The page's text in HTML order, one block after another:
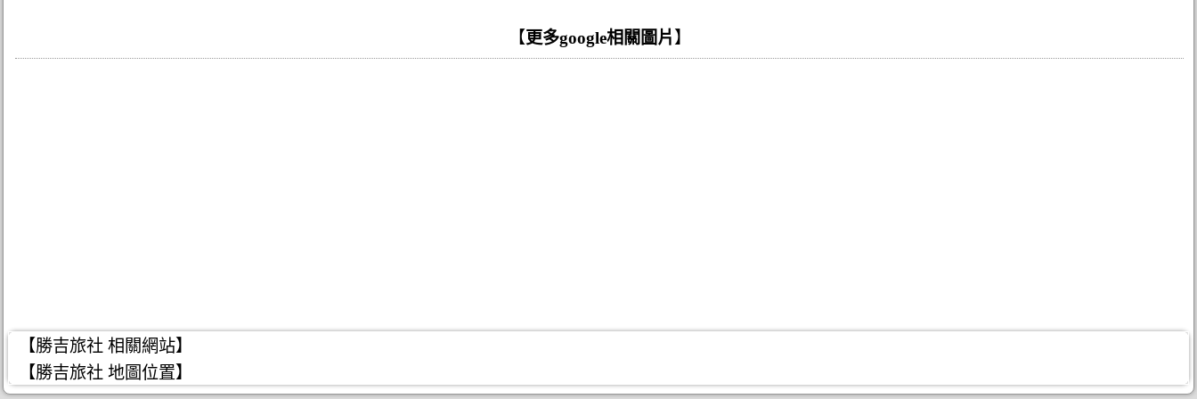
【更多google相關圖片 】
【勝吉旅社 相關網站】
【勝吉旅社 地圖位置】